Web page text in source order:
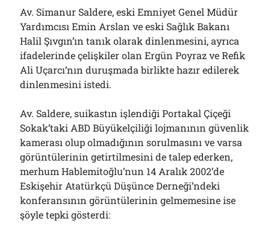
Av. Simanur Saldere, eski Emniyet Genel Müdür
Yardımcısı Emin Arslan ve eski Sağlık Bakanı
Halil Şıvgın’ın tanık olarak dinlenmesini, ayrıca
ifadelerinde çelişkiler olan Ergün Poyraz ve Refik
Ali Uçarcı’nın duruşmada birlikte hazır edilerek
dinlenmesini istedi.
Av. Saldere, suikastın işlendiği Portakal Çiçeği
Sokak’taki ABD Büyükelçiliği lojmanının güvenlik
kamerası olup olmadığının sorulmasını ve varsa
görüntülerinin getirtilmesini de talep ederken,
merhum Hablemitoğlu’nun 14 Aralık 2002’de
Eskişehir Atatürkçü Düşünce Derneği’ndeki
konferansının görüntülerinin gelmemesine ise
şöyle tepki gösterdi: